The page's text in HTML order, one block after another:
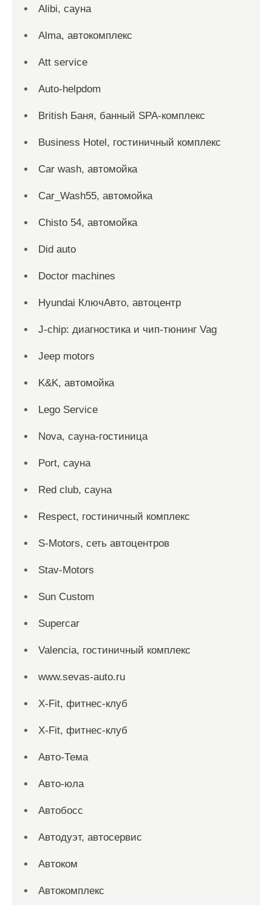
Alibi, сауна
Alma, автокомплекс
Att service
Auto-helpdom
British Баня, банный SPA-комплекс
Business Hotel, гостиничный комплекс
Car wash, автомойка
Car_Wash55, автомойка
Chisto 54, автомойка
Did auto
Doctor machines
Hyundai КлючАвто, автоцентр
J-chip: диагностика и чип-тюнинг Vag
Jeep motors
K&K, автомойка
Lego Service
Nova, сауна-гостиница
Port, сауна
Red сlub, сауна
Respect, гостиничный комплекс
S-Motors, сеть автоцентров
Stav-Motors
Sun Custom
Supercar
Valencia, гостиничный комплекс
www.sevas-auto.ru
X-Fit, фитнес-клуб
X-Fit, фитнес-клуб
Авто-Тема
Авто-юла
Автобосс
Автодуэт, автосервис
Автоком
Автокомплекс